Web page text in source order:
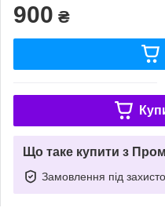
900 ₴
Що таке купити з
Замовлення під